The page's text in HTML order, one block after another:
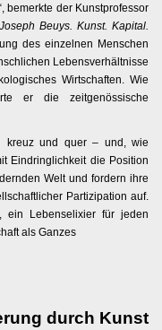
bemerkte der Kunstprofessor
Joseph Beuys. Kunst. Kapital.
des einzelnen Menschen
Lebensverhältnisse
Wirtschaften. Wie
er die zeitgenössische
kreuz und quer – und, wie
Eindringlichkeit die Position
Welt und fordern ihre
Partizipation auf.
ein Lebenselixier für jeden
als Ganzes
durch Kunst